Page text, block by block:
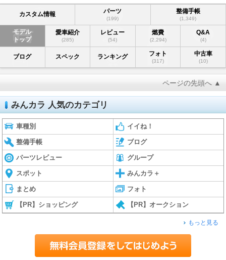
カスタム情報 パーツ
(199)
整備手帳
(1,349)
モデル
トップ
愛車紹介
(285)
レビュー
(54)
燃費
(2,294)
Q&A
(4)
ブログ スペック ランキング フォト
(317)
中古車
(10)
ページの先頭へ ▲
みんカラ 人気のカテゴリ
車種別 イイね！
整備手帳 ブログ
パーツレビュー グループ
スポット みんカラ＋
まとめ フォト
【PR】ショッピング 【PR】オークション
もっと見る